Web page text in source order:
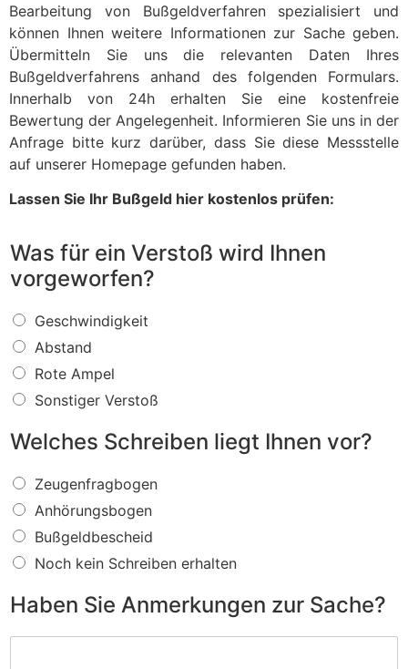
Bearbeitung von Bußgeldverfahren spezialisiert und
können Ihnen weitere Informationen zur Sache geben.
Übermitteln Sie uns die relevanten Daten Ihres
Bußgeldverfahrens anhand des folgenden Formulars.
Innerhalb von 24h erhalten Sie eine kostenfreie
Bewertung der Angelegenheit. Informieren Sie uns in der
Anfrage bitte kurz darüber, dass Sie diese Messstelle
auf unserer Homepage gefunden haben.
Lassen Sie Ihr Bußgeld hier kostenlos prüfen:
Was für ein Verstoß wird Ihnen
vorgeworfen?
W
a
s
f
ü
r
i
V
e
r
s
t
o
ß
w
Geschwindigkeit
Abstand
Rote Ampel
Sonstiger Verstoß
Welches Schreiben liegt Ihnen vor?
W
e
c
h
e
S
Zeugenfragbogen
Anhörungsbogen
Bußgeldbescheid
Noch kein Schreiben erhalten
Haben Sie Anmerkungen zur Sache?